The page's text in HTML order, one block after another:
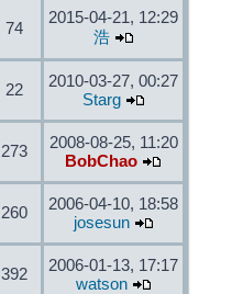
74
2015-04-21, 12:29
浩
22
2010-03-27, 00:27
Starg
273
2008-08-25, 11:20
BobChao
260
2006-04-10, 18:58
josesun
392
2006-01-13, 17:17
watson